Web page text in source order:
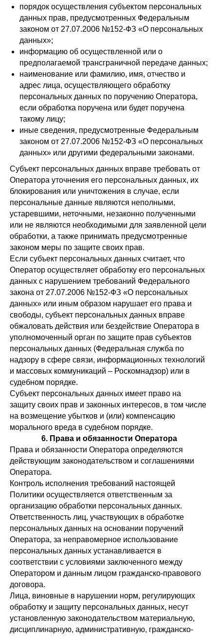
порядок осуществления субъектом персональных
данных прав, предусмотренных Федеральным
законом от 27.07.2006 №152-ФЗ «О персональных
данных»;
информацию об осуществленной или о
предполагаемой трансграничной передаче данных;
наименование или фамилию, имя, отчество и
адрес лица, осуществляющего обработку
персональных данных по поручению Оператора,
если обработка поручена или будет поручена
такому лицу;
иные сведения, предусмотренные Федеральным
законом от 27.07.2006 №152-ФЗ «О персональных
данных» или другими федеральными законами.
Субъект персональных данных вправе требовать от
Оператора уточнения его персональных данных, их
блокирования или уничтожения в случае, если
персональные данные являются неполными,
устаревшими, неточными, незаконно полученными
или не являются необходимыми для заявленной цели
обработки, а также принимать предусмотренные
законом меры по защите своих прав.
Если субъект персональных данных считает, что
Оператор осуществляет обработку его персональных
данных с нарушением требований Федерального
закона от 27.07.2006 №152-ФЗ «О персональных
данных» или иным образом нарушает его права и
свободы, субъект персональных данных вправе
обжаловать действия или бездействие Оператора в
уполномоченный орган по защите прав субъектов
персональных данных (Федеральная служба по
надзору в сфере связи, информационных технологий
и массовых коммуникаций – Роскомнадзор) или в
судебном порядке.
Субъект персональных данных имеет право на
защиту своих прав и законных интересов, в том числе
на возмещение убытков и (или) компенсацию
морального вреда в судебном порядке.
6. Права и обязанности Оператора
Права и обязанности Оператора определяются
действующим законодательством и соглашениями
Оператора.
Контроль исполнения требований настоящей
Политики осуществляется ответственным за
организацию обработки персональных данных.
Ответственность лиц, участвующих в обработке
персональных данных на основании поручений
Оператора, за неправомерное использование
персональных данных устанавливается в
соответствии с условиями заключенного между
Оператором и данным лицом гражданско-правового
договора.
Лица, виновные в нарушении норм, регулирующих
обработку и защиту персональных данных, несут
установленную законодательством материальную,
дисциплинарную, административную, гражданско-